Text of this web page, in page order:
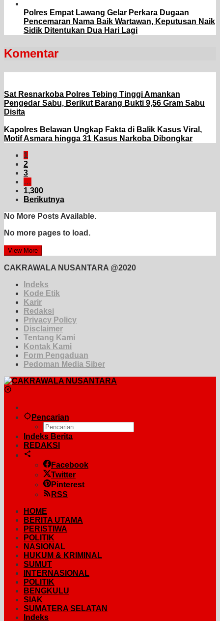
Polres Empat Lawang Gelar Perkara Dugaan
Pencemaran Nama Baik Wartawan, Keputusan Naik
Sidik Ditentukan Dua Hari Lagi
Komentar
Sat Resnarkoba Polres Tebing Tinggi Amankan
Pengedar Sabu, Berikut Barang Bukti 9,56 Gram Sabu
Disita
Kapolres Belawan Ungkap Fakta di Balik Kasus Viral,
Motif Asmara hingga 31 Kasus Narkoba Dibongkar
1
2
3
…
1,300
Berikutnya
No More Posts Available.
No more pages to load.
View More
CAKRAWALA NUSANTARA @2020
Indeks
Kode Etik
Karir
Redaksi
Privacy Policy
Disclaimer
Tentang Kami
Kontak Kami
Form Pengaduan
Pedoman Media Siber
Pencarian
Indeks Berita
REDAKSI
Facebook
Twitter
Pinterest
RSS
HOME
BERITA UTAMA
PERISTIWA
POLITIK
NASIONAL
HUKUM & KRIMINAL
SUMUT
INTERNASIONAL
POLITIK
BENGKULU
SIAK
SUMATERA SELATAN
Indeks